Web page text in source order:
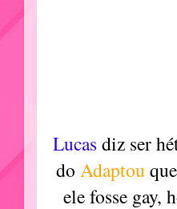
Lucasdiz ser
doAdaptou
ele fosse gay,